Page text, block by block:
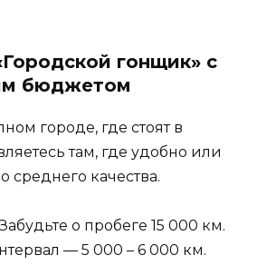
гонщик» с
бюджетом
городе, где стоят в
там, где удобно или
среднего качества.
о пробеге 15 000 км.
— 5 000 – 6 000 км.